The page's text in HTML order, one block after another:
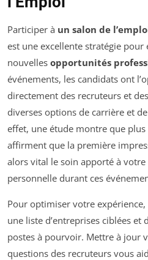
Participer à un salon de
est une excellente stratégie
nouvelles opportunités
événements, les candidats ont
directement des recruteurs et
diverses options de carrière et
effet, une étude montre que plus
affirment que la première
alors vital le soin apporté à votre
personnelle durant ces
Pour optimiser votre
une liste d’entreprises ciblées
postes à pourvoir. Mettre à jour
questions des recruteurs vous